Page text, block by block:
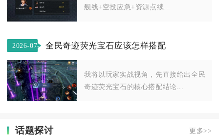
舰线+空投应急+资源点续...
2026-07-
全民奇迹荧光宝石应该怎样搭配
我将以玩家实战视角，先直接给出全民
奇迹荧光宝石的核心搭配结论...
话题探讨 更多>>